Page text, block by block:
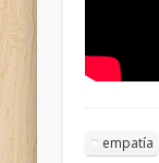
empatía